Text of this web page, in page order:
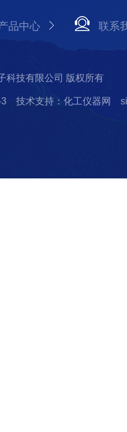
品中心 联系
科技有限公司 版权所有
技术支持：化工仪器网